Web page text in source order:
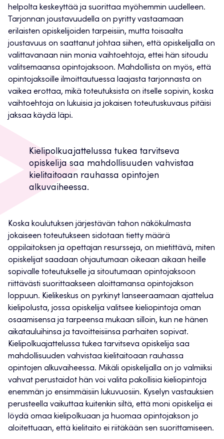
helpolta keskeyttää ja suorittaa myöhemmin uudelleen.
Tarjonnan joustavuudella on pyritty vastaamaan
erilaisten opiskelijoiden tarpeisiin, mutta toisaalta
joustavuus on saattanut johtaa siihen, että opiskelijalla on
valittavanaan niin monia vaihtoehtoja, ettei hän sitoudu
valitsemaansa opintojaksoon. Mahdollista on myös, että
opintojaksoille ilmoittautuessa laajasta tarjonnasta on
vaikea erottaa, mikä toteutuksista on itselle sopivin, koska
vaihtoehtoja on lukuisia ja jokaisen toteutuskuvaus pitäisi
jaksaa käydä läpi.
Kielipolkuajattelussa tukea tarvitseva
opiskelija saa mahdollisuuden vahvistaa
kielitaitoaan rauhassa opintojen
alkuvaiheessa.
Koska koulutuksen järjestävän tahon näkökulmasta
jokaiseen toteutukseen sidotaan tietty määrä
oppilaitoksen ja opettajan resursseja, on mietittävä, miten
opiskelijat saadaan ohjautumaan oikeaan aikaan heille
sopivalle toteutukselle ja sitoutumaan opintojaksoon
riittävästi suorittaakseen aloittamansa opintojakson
loppuun. Kielikeskus on pyrkinyt lanseeraamaan ajattelua
kielipolusta, jossa opiskelija valitsee kieliopintoja oman
osaamisensa ja tarpeensa mukaan silloin, kun ne hänen
aikatauluihinsa ja tavoitteisiinsa parhaiten sopivat.
Kielipolkuajattelussa tukea tarvitseva opiskelija saa
mahdollisuuden vahvistaa kielitaitoaan rauhassa
opintojen alkuvaiheessa. Mikäli opiskelijalla on jo valmiiksi
vahvat perustaidot hän voi valita pakollisia kieliopintoja
enemmän jo ensimmäisiin lukuvuosiin. Kyselyn vastauksien
perusteella vaikuttaa kuitenkin siltä, että moni opiskelija ei
löydä omaa kielipolkuaan ja huomaa opintojakson jo
aloitettuaan, että kielitaito ei riitäkään sen suorittamiseen.